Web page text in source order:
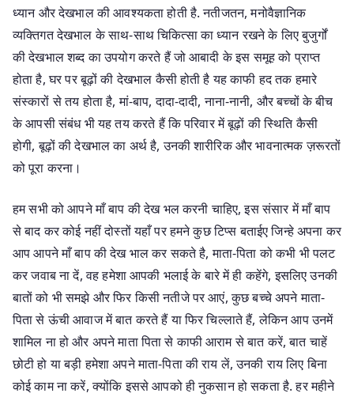
ध्यान और देखभाल की आवश्यकता होती है. नतीजतन, मनोवैज्ञानिक
व्यक्तिगत देखभाल के साथ-साथ चिकित्सा का ध्यान रखने के लिए बुजुर्गों
की देखभाल शब्द का उपयोग करते हैं जो आबादी के इस समूह को प्राप्त
होता है, घर पर बूढ़ों की देखभाल कैसी होती है यह काफी हद तक हमारे
संस्कारों से तय होता है, मां-बाप, दादा-दादी, नाना-नानी, और बच्चों के बीच
के आपसी संबंध भी यह तय करते हैं कि परिवार में बूढ़ों की स्थिति कैसी
होगी, बूढ़ों की देखभाल का अर्थ है, उनकी शारीरिक और भावनात्मक ज़रूरतों
को पूरा करना।
हम सभी को आपने माँ बाप की देख भल करनी चाहिए, इस संसार में माँ बाप
से बाद कर कोई नहीं दोस्तों यहाँ पर हमने कुछ टिप्स बताईए जिन्हे अपना कर
आप आपने माँ बाप की देख भाल कर सकते है, माता-पिता को कभी भी पलट
कर जवाब ना दें, वह हमेशा आपकी भलाई के बारे में ही कहेंगे, इसलिए उनकी
बातों को भी समझे और फिर किसी नतीजे पर आएं, कुछ बच्चे अपने माता-
पिता से ऊंची आवाज में बात करते हैं या फिर चिल्लाते हैं, लेकिन आप उनमें
शामिल ना हो और अपने माता पिता से काफी आराम से बात करें, बात चाहें
छोटी हो या बड़ी हमेशा अपने माता-पिता की राय लें, उनकी राय लिए बिना
कोई काम ना करें, क्योंकि इससे आपको ही नुकसान हो सकता है. हर महीने